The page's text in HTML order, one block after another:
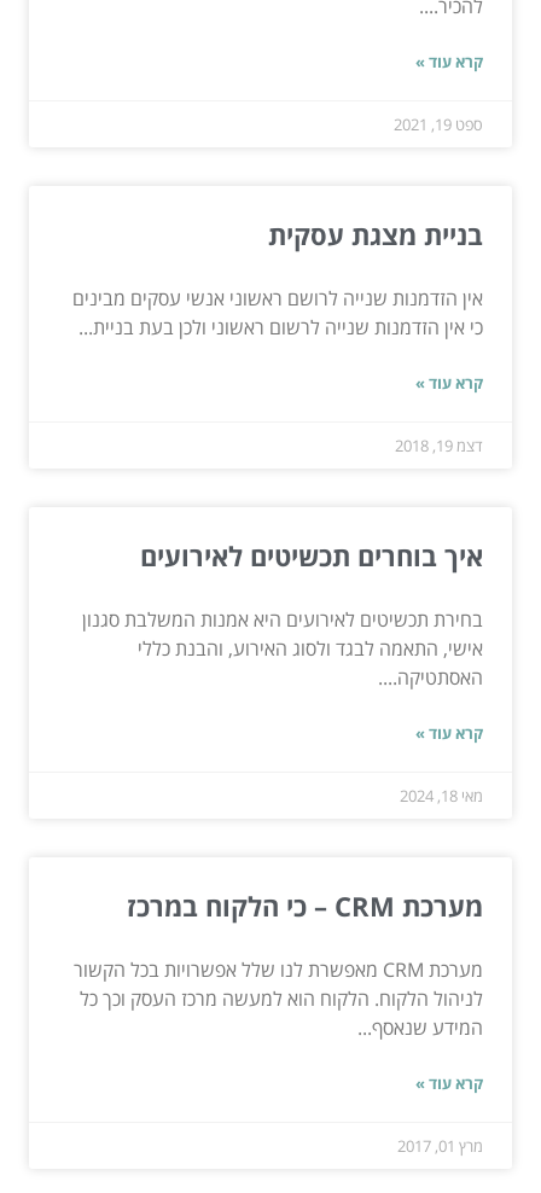
להכיר....
קרא עוד »
ספט 19, 2021
בניית מצגת עסקית
אין הזדמנות שנייה לרושם ראשוני אנשי עסקים מבינים
כי אין הזדמנות שנייה לרשום ראשוני ולכן בעת בניית...
קרא עוד »
דצמ 19, 2018
איך בוחרים תכשיטים לאירועים
בחירת תכשיטים לאירועים היא אמנות המשלבת סגנון
אישי, התאמה לבגד ולסוג האירוע, והבנת כללי
האסתטיקה....
קרא עוד »
מאי 18, 2024
מערכת CRM – כי הלקוח במרכז
מערכת CRM מאפשרת לנו שלל אפשרויות בכל הקשור
לניהול הלקוח. הלקוח הוא למעשה מרכז העסק וכך כל
המידע שנאסף...
קרא עוד »
מרץ 01, 2017